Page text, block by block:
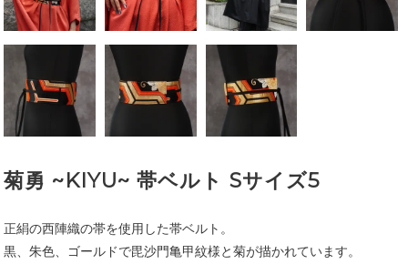
菊勇 ~KIYU~ 帯ベルト Sサイズ5
正絹の西陣織の帯を使用した帯ベルト。
黒、朱色、ゴールドで毘沙門亀甲紋様と菊が描かれています。